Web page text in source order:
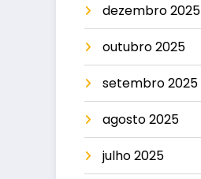
dezembro 2025
outubro 2025
setembro 2025
agosto 2025
julho 2025